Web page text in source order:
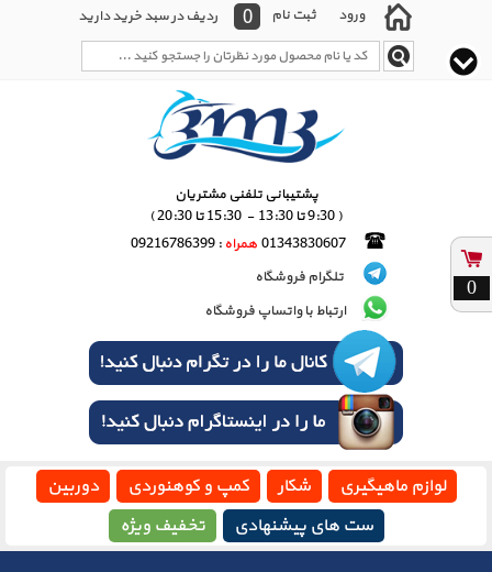
ورود ثبت نام 0 ردیف در سبد خرید دارید
پشتیبانی تلفنی مشتریان
( 9:30 تا 13:30 - 15:30 تا 20:30 )
01343830607 همراه : 09216786399
تلگرام فروشگاه
ارتباط با واتساپ فروشگاه
لوازم ماهیگیری شکار کمپ و کوهنوردی
دوربین
ست های پیشنهادی
تخفیف ویژه
0